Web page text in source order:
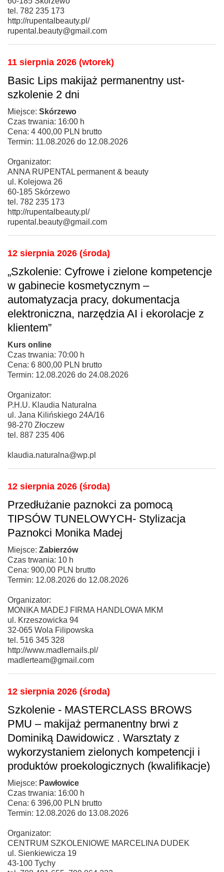
tel. 782 235 173
http://rupentalbeauty.pl/
rupental.beauty@gmail.com
11 sierpnia 2026 (wtorek)
Basic Lips makijaż permanentny ust-
szkolenie 2 dni
Miejsce: Skórzewo
Czas trwania: 16:00 h
Cena: 4 400,00 PLN brutto
Termin: 11.08.2026 do 12.08.2026
Organizator:
ANNA RUPENTAL permanent & beauty
ul. Kolejowa 26
60-185 Skórzewo
tel. 782 235 173
http://rupentalbeauty.pl/
rupental.beauty@gmail.com
12 sierpnia 2026 (środa)
„Szkolenie: Cyfrowe i zielone kompetencje
w gabinecie kosmetycznym –
automatyzacja pracy, dokumentacja
elektroniczna, narzędzia AI i ekorolacje z
klientem”
Kurs online
Czas trwania: 70:00 h
Cena: 6 800,00 PLN brutto
Termin: 12.08.2026 do 24.08.2026
Organizator:
P.H.U. Klaudia Naturalna
ul. Jana Kilińskiego 24A/16
98-270 Złoczew
tel. 887 235 406
klaudia.naturalna@wp.pl
12 sierpnia 2026 (środa)
Przedłużanie paznokci za pomocą
TIPSÓW TUNELOWYCH- Stylizacja
Paznokci Monika Madej
Miejsce: Zabierzów
Czas trwania: 10 h
Cena: 900,00 PLN brutto
Termin: 12.08.2026 do 12.08.2026
Organizator:
MONIKA MADEJ FIRMA HANDLOWA MKM
ul. Krzeszowicka 94
32-065 Wola Filipowska
tel. 516 345 328
http://www.madlernails.pl/
madlerteam@gmail.com
12 sierpnia 2026 (środa)
Szkolenie - MASTERCLASS BROWS
PMU – makijaż permanentny brwi z
Dominiką Dawidowicz . Warsztaty z
wykorzystaniem zielonych kompetencji i
produktów proekologicznych (kwalifikacje)
Miejsce: Pawłowice
Czas trwania: 16:00 h
Cena: 6 396,00 PLN brutto
Termin: 12.08.2026 do 13.08.2026
Organizator:
CENTRUM SZKOLENIOWE MARCELINA DUDEK
ul. Sienkiewicza 19
43-100 Tychy